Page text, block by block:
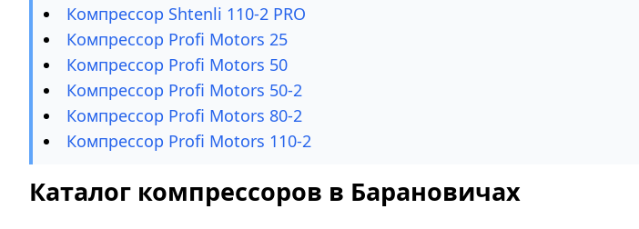
Компрессор Shtenli 110-2 PRO
Компрессор Profi Motors 25
Компрессор Profi Motors 50
Компрессор Profi Motors 50-2
Компрессор Profi Motors 80-2
Компрессор Profi Motors 110-2
Каталог компрессоров в Барановичах